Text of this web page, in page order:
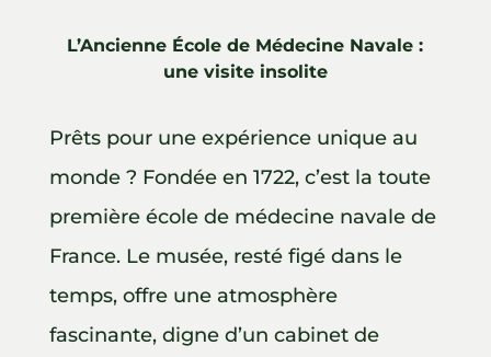
L’Ancienne École de Médecine Navale :
une visite insolite
Prêts pour une expérience unique au
monde ? Fondée en 1722, c’est la toute
première école de médecine navale de
France. Le musée, resté figé dans le
temps, offre une atmosphère
fascinante, digne d’un cabinet de